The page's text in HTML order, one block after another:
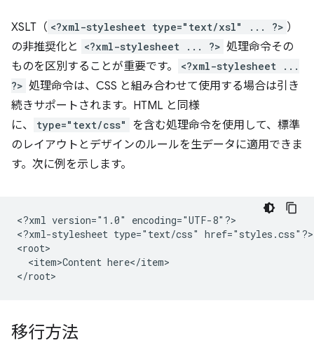
XSLT（ <?xml-stylesheet type="text/xsl" ... ?> ）
の非推奨化と
<?xml-stylesheet ... ?> 処理命令その
ものを区別することが重要です。
<?xml-stylesheet ...
?> 処理命令は、CSS と組み合わせて使用する場合は引き
続きサポートされます。HTML と同様
に、
type="text/css"
を含む処理命令を使用して、標準
のレイアウトとデザインのルールを生データに適用できま
す。次に例を示します。
<?xml version="1.0"
encoding="UTF-8"?>
<?xml-stylesheet type="text/css" href="styles.css"?>
<item>Content here</item>
移行方法